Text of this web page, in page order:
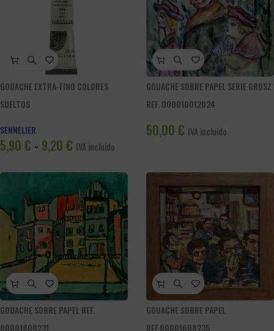
GOUACHE EXTRA-FINO COLORES
SUELTOS
SENNELIER
5,90 € - 9,20 € IVA incluido
GOUACHE SOBRE PAPEL SERIE GROSZ
REF. 000010012024
50,00 € IVA incluido
GOUACHE SOBRE PAPEL REF.
00001808231
GOUACHE SOBRE PAPEL
REF.00001608235